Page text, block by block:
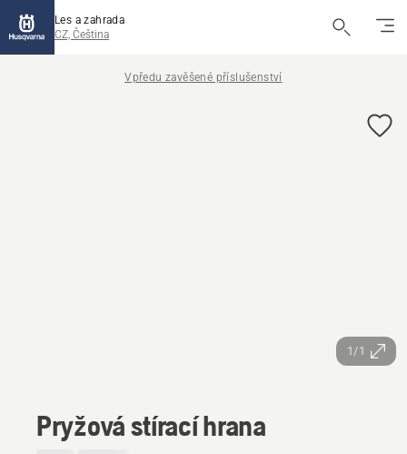
Les a zahrada
CZ, Čeština
Vpředu zavěšené příslušenství
1/1
Pryžová stírací hrana